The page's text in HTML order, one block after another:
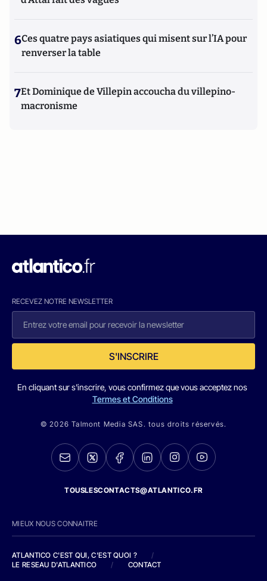
6Ces quatre pays asiatiques qui misent sur l’IA pour
renverser la table
7Et Dominique de Villepin accoucha du villepino-
macronisme
RECEVEZ NOTRE NEWSLETTER
S'INSCRIRE
En cliquant sur s'inscrire, vous confirmez que vous acceptez nos
Termes et Conditions
© 2026 Talmont Media SAS. tous droits réservés.
TOUSLESCONTACTS@ATLANTICO.FR
MIEUX NOUS CONNAITRE
ATLANTICO C'EST QUI, C'EST QUOI ?
/
LE RESEAU D'ATLANTICO
/ CONTACT